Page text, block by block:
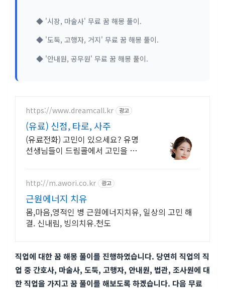
◆ '시장, 마술사' 무료 꿈 해몽 풀이.
◆ '도둑, 고행자, 거지' 무료 꿈 해몽 풀이.
◆ '안내원, 공무원' 무료 꿈 해몽 풀이.
https://www.dreamcall.kr 광고
(유료) 신점, 타로, 사주
(유료전화) 고민이 있으세요? 유명
선생님들이 드림콜에서 고민을 해
http://m.awori.co.kr 광고
근원에너지 치유
몸,마음,영적인 병 근원에너지치유, 일상의 고민 해
결. 신내림, 빙의치유.천도
직업에 대한 꿈 해몽 풀이를 진행하였습니다. 당연히 직업의 직
업 중 간호사, 마술사, 도둑, 고행자, 안내원, 법관, 조사원에 대
한 직업을 가지고 꿈 풀이를 해보도록 하겠습니다. 다음 무료